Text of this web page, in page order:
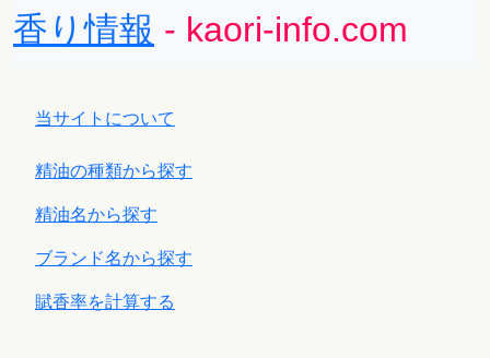
香り情報 - kaori-info.com
当サイトについて
精油の種類から探す
精油名から探す
ブランド名から探す
賦香率を計算する